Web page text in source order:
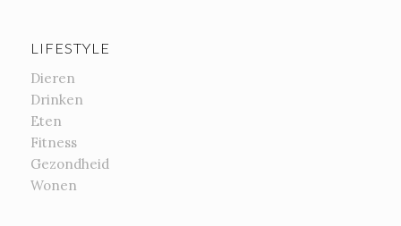
LIFESTYLE
Dieren
Drinken
Eten
Fitness
Gezondheid
Wonen